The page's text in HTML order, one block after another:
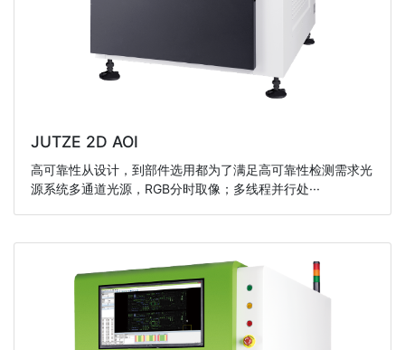
JUTZE 2D AOI
高可靠性从设计，到部件选用都为了满足高可靠性检测需求光
源系统多通道光源，RGB分时取像；多线程并行处···